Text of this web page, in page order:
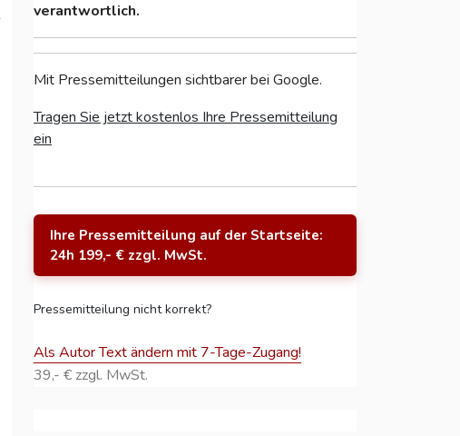
verantwortlich.
Mit Pressemitteilungen sichtbarer bei Google.
Tragen Sie jetzt kostenlos Ihre Pressemitteilung
ein
Ihre Pressemitteilung auf der Startseite:
24h 199,- € zzgl. MwSt.
Pressemitteilung nicht korrekt?
Als Autor Text ändern mit 7-Tage-Zugang!
39,- € zzgl. MwSt.